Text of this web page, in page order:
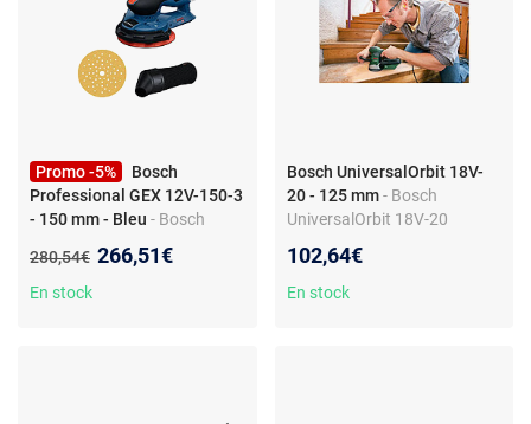
Promo -5%
Bosch
Professional GEX 12V-150-3
- 150 mm - Bleu - Bosch
Ponceuse excentrique sans
fil 150 mm
Ancien prix :
280,54€ Nouveau prix :
266,51€
En stock
Bosch UniversalOrbit 18V-
20 - 125 mm - Bosch
UniversalOrbit 18V-20
fil 125 mm
102,64€
En stock